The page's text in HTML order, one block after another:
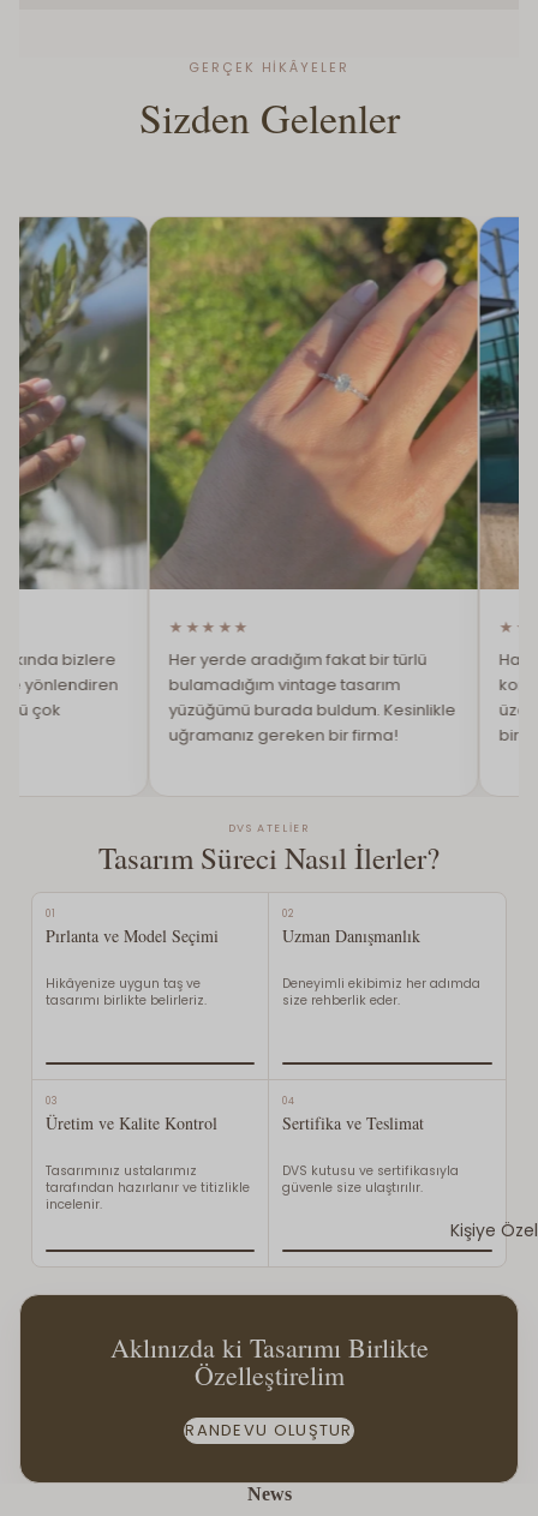
Kişiye
GERÇEK HIKÂYELER
Sizden Gelenler
bizlere
★★★★★
Her yerde aradığım fakat bir türlü
bulamadığım vintage tasarım
yüzüğümü burada buldum. Kesinlikle
uğramanız gereken bir firma!
★★★★★
Hangi
bir firma.
DVS ATELIER
Tasarım Süreci Nasıl İlerler?
01
Pırlanta ve Model Seçimi
Hikâyenize uygun taş ve
tasarımı birlikte belirleriz.
02
Uzman Danışmanlık
Deneyimli ekibimiz her adımda
size rehberlik eder.
03
Üretim ve Kalite Kontrol
Tasarımınız ustalarımız
tarafından hazırlanır ve titizlikle
incelenir.
04
Sertifika ve Teslimat
DVS kutusu ve sertifikasıyla
güvenle size ulaştırılır.
Aklınızda ki Tasarımı Birlikte
Özelleştirelim
RANDEVU OLUŞTUR
News